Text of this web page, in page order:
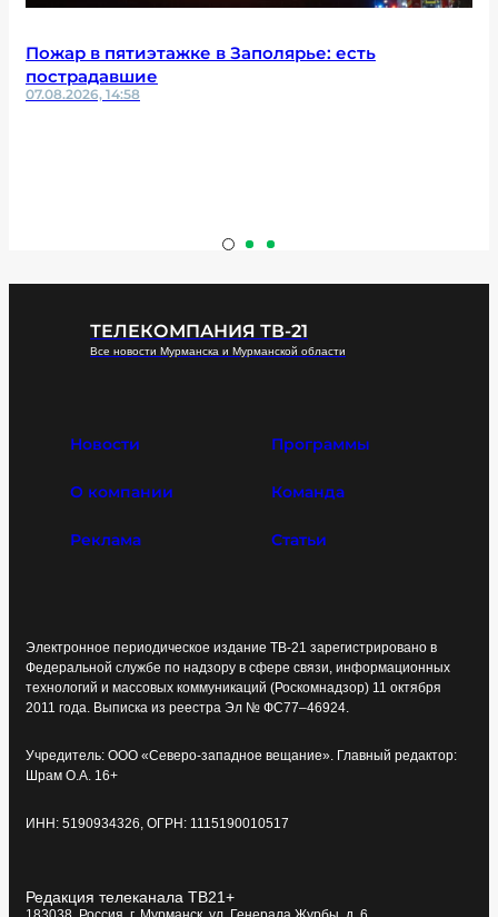
Пожар в пятиэтажке в Заполярье: есть
пострадавшие
07.08.2026, 14:58
ТЕЛЕКОМПАНИЯ ТВ-21
Все новости Мурманска и Мурманской области
Новости Программы
О компании Команда
Реклама Статьи
Электронное периодическое издание ТВ-21 зарегистрировано в
Федеральной службе по надзору в сфере связи, информационных
технологий и массовых коммуникаций (Роскомнадзор) 11 октября
2011 года. Выписка из реестра Эл № ФС77–46924.
Учредитель: ООО «Северо-западное вещание». Главный редактор:
Шрам О.А. 16+
ИНН: 5190934326, ОГРН: 1115190010517
Редакция телеканала ТВ21+